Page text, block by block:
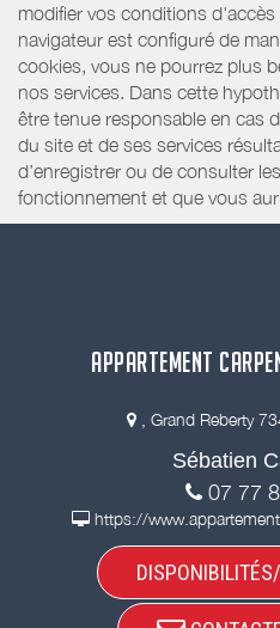
modifier vos conditions
navigateur est configuré de
cookies, vous ne pourrez plus
nos services. Dans cette
être tenue responsable en cas
du site et de ses services
d’enregistrer ou de consulter
fonctionnement et que vous
APPARTEMENT
, Grand Reberty
Sébatien
07 77
https://